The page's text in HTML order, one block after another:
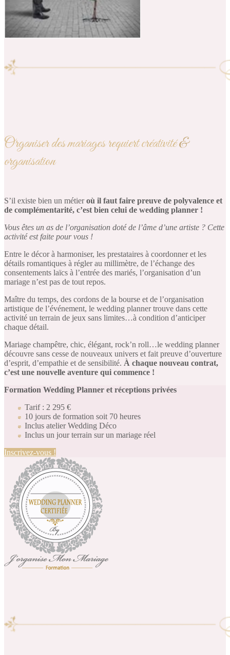
Organiser des mariages requiert créativité&
organisation
S’il existe bien un métieroù il faut faire preuve de polyvalence et
de complémentarité, c’est bien celui de wedding planner !
Vous êtes un as de l’organisation doté de l’âme d’une artiste ? Cette
activité est faite pour vous !
Entre le décor à harmoniser, les prestataires à coordonner et les
détails romantiques à régler au millimètre, de l’échange des
consentements laïcs à l’entrée des mariés, l’organisation d’un
mariage n’est pas de tout repos.
Maître du temps, des cordons de la bourse et de l’organisation
artistique de l’événement, le wedding planner trouve dans cette
activité un terrain de jeux sans limites…à condition d’anticiper
chaque détail.
Mariage champêtre, chic, élégant, rock’n roll…le wedding planner
découvre sans cesse de nouveaux univers et fait preuve d’ouverture
d’esprit, d’empathie et de sensibilité. À chaque nouveau contrat,
c’est une nouvelle aventure qui commence !
Formation Wedding Planner et réceptions privées
Tarif : 2 295 €
10 jours de formation soit 70 heures
Inclus atelier Wedding Déco
Inclus un jour terrain sur un mariage réel
Inscrivez-vous !